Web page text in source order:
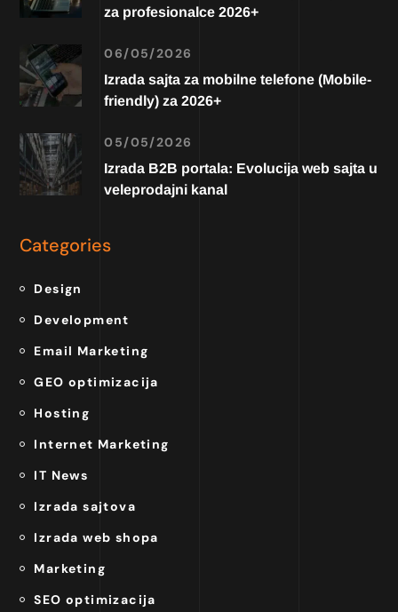
za profesionalce 2026+
06/05/2026
Izrada sajta za mobilne telefone (Mobile-
friendly) za 2026+
05/05/2026
Izrada B2B portala: Evolucija web sajta u
veleprodajni kanal
Categories
Design
Development
Email Marketing
GEO optimizacija
Hosting
Internet Marketing
IT News
Izrada sajtova
Izrada web shopa
Marketing
SEO optimizacija